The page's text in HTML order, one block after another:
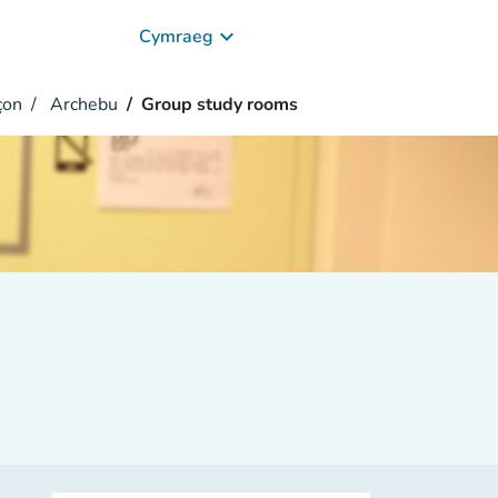
Cymraeg keyboard_arrow_down
Archebu Group study rooms